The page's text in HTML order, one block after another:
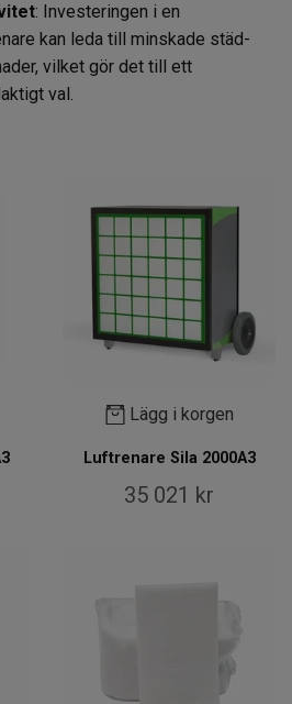
: Investeringen i en
kan leda till minskade städ-
vilket gör det till ett
val.
Lägg i korgen
Luftrenare Sila 2000A3
35 021 kr